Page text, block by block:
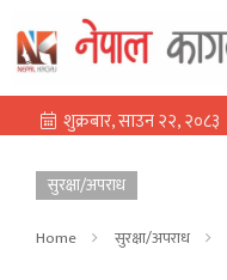
सुरक्षा/अपराध
Home सुरक्षा/अपराध